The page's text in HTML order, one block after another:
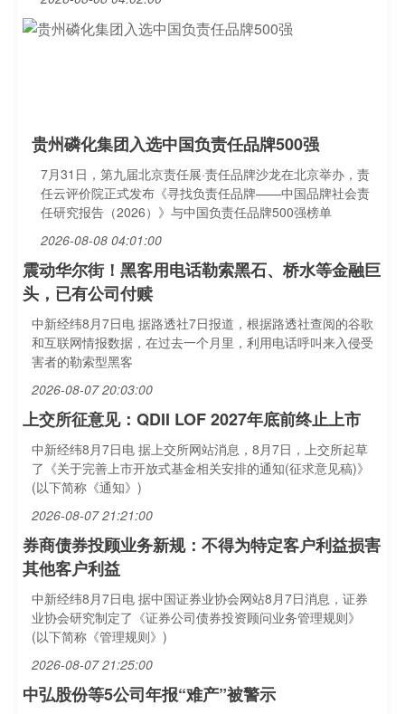
贵州磷化集团入选中国负责任品牌500强
7月31日，第九届北京责任展·责任品牌沙龙在北京举办，责
任云评价院正式发布《寻找负责任品牌——中国品牌社会责
任研究报告（2026）》与中国负责任品牌500强榜单
2026-08-08 04:01:00
震动华尔街！黑客用电话勒索黑石、桥水等金融巨
头，已有公司付赎
中新经纬8月7日电 据路透社7日报道，根据路透社查阅的谷歌
和互联网情报数据，在过去一个月里，利用电话呼叫来入侵受
害者的勒索型黑客
2026-08-07 20:03:00
上交所征意见：QDII LOF 2027年底前终止上市
中新经纬8月7日电 据上交所网站消息，8月7日，上交所起草
了《关于完善上市开放式基金相关安排的通知(征求意见稿)》
(以下简称《通知》)
2026-08-07 21:21:00
券商债券投顾业务新规：不得为特定客户利益损害
其他客户利益
中新经纬8月7日电 据中国证券业协会网站8月7日消息，证券
业协会研究制定了《证券公司债券投资顾问业务管理规则》
(以下简称《管理规则》)
2026-08-07 21:25:00
中弘股份等5公司年报“难产”被警示